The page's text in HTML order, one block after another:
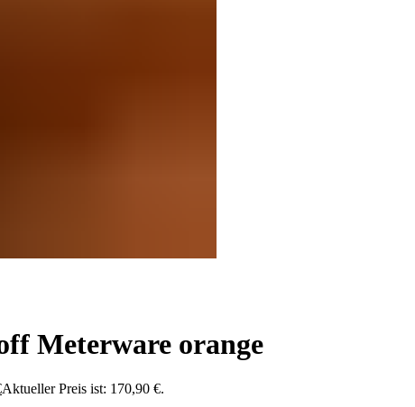
Meterware orange
Aktueller Preis ist: 170,90 €.